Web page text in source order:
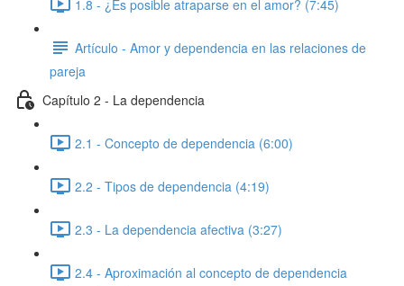
1.8 - ¿Es posible atraparse en el amor? (7:45)
Artículo - Amor y dependencia en las relaciones de
pareja
Capítulo 2 - La dependencia
2.1 - Concepto de dependencia (6:00)
2.2 - Tipos de dependencia (4:19)
2.3 - La dependencia afectiva (3:27)
2.4 - Aproximación al concepto de dependencia